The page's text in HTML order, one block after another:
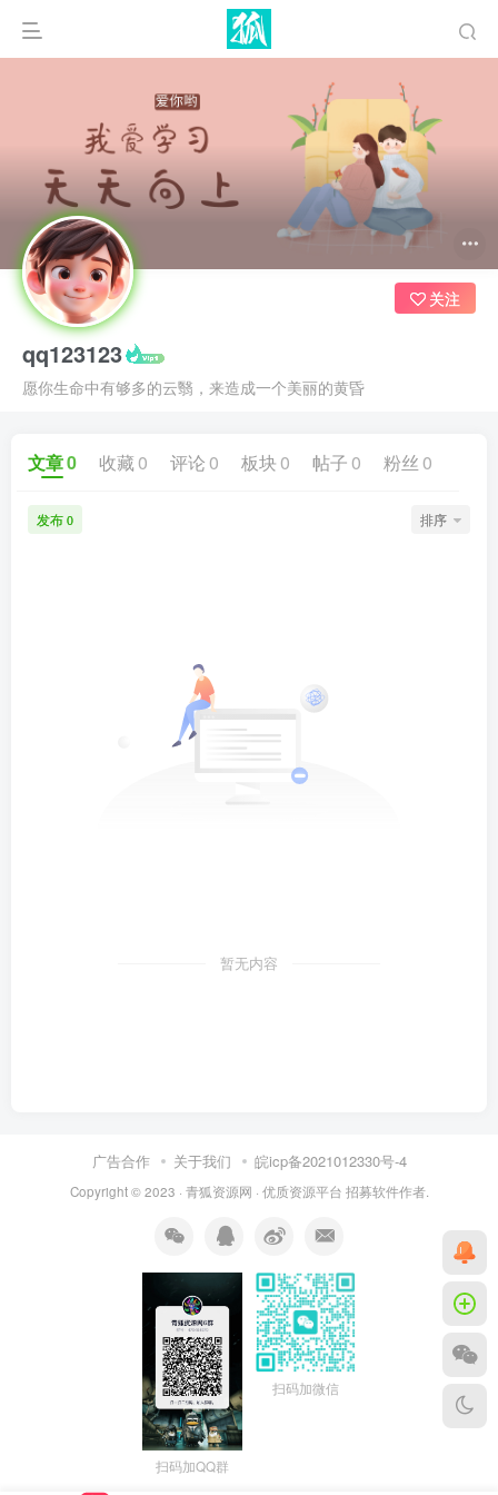
qq123123
愿你生命中有够多的云翳，来造成一个美丽的黄昏
关注
文章0 收藏 0 评论 0 板块 0 帖子 0 粉丝 0
发布 0 排序
暂无内容
广告合作 关于我们 皖icp备2021012330号-4
Copyright © 2023 · 青狐资源网 · 优质资源平台 招募软件作者.
扫码加QQ群
扫码加微信